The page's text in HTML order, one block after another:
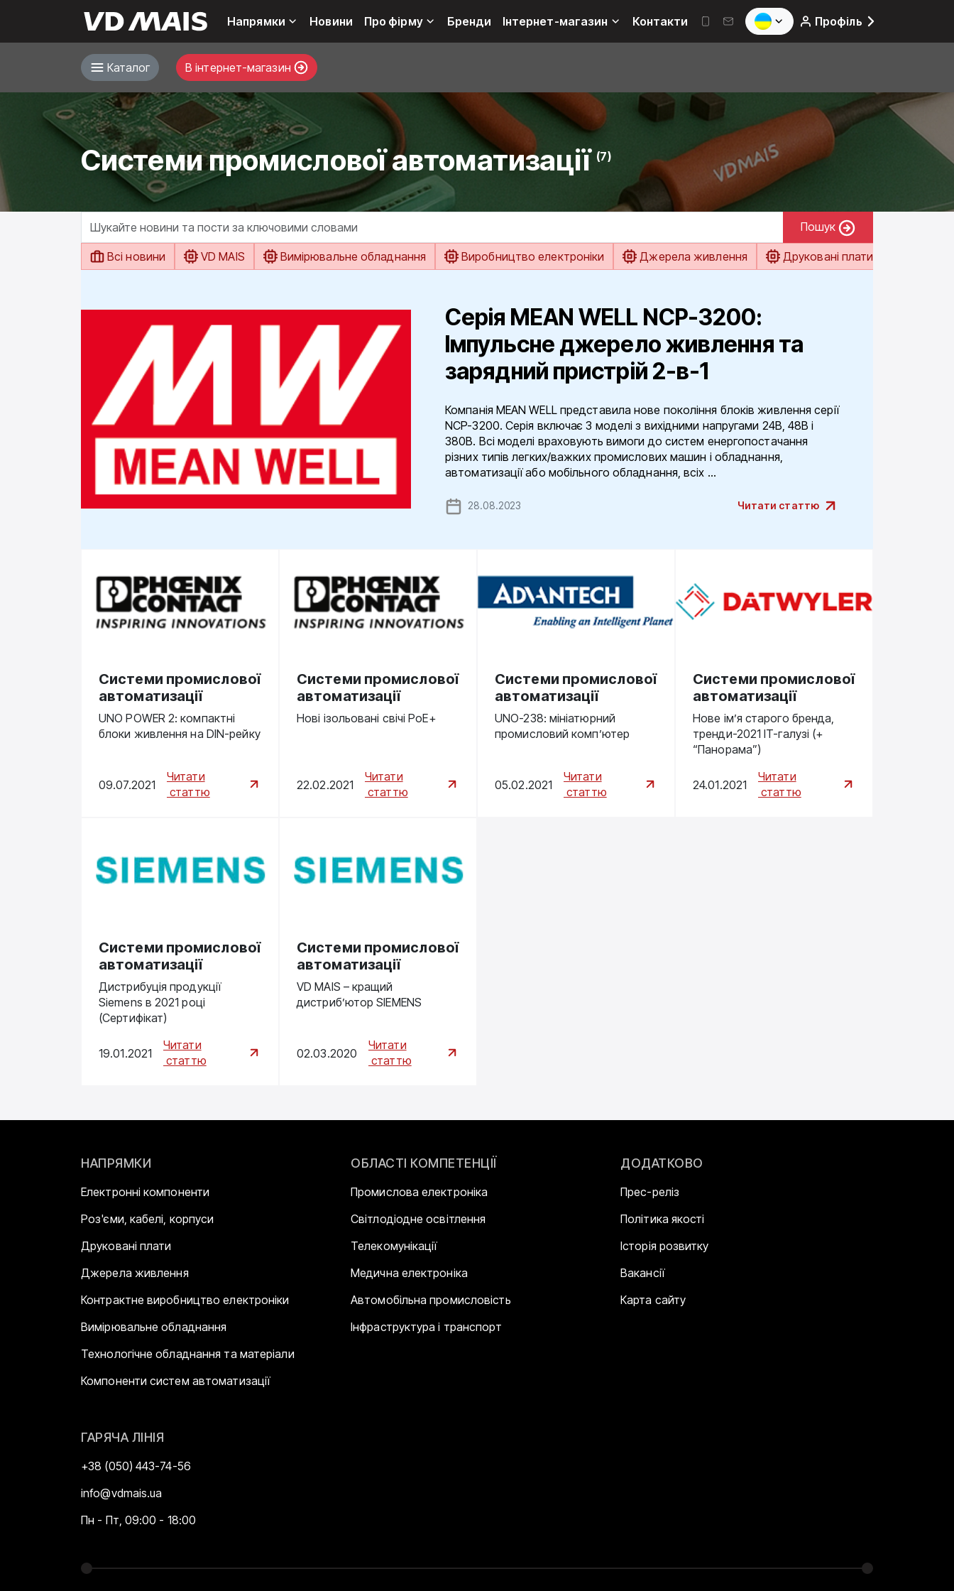
Напрямки Новини Про фірму Бренди Інтернет-магазин Контакти Профіль
Каталог В інтернет-магазин
Системи промислової автоматизації (7)
Пошук
Всі новини VD MAIS Вимірювальне обладнання Виробництво електроніки Джерела живлення Друковані плати
Серія MEAN WELL NCP-3200:
Імпульсне джерело живлення та
зарядний пристрій 2-в-1
Компанія MEAN WELL представила нове покоління блоків живлення серії
NCP-3200. Серія включає 3 моделі з вихідними напругами 24В, 48В і
380В. Всі моделі враховують вимоги до систем енергопостачання
різних типів легких/важких промислових машин і обладнання,
автоматизації або мобільного обладнання, всіх ...
28.08.2023 Читати статтю
Системи промислової
автоматизації
UNO POWER 2: компактні
блоки живлення на DIN-рейку
09.07.2021
Читати
статтю
Системи промислової
автоматизації
Нові ізольовані свічі PoE+
22.02.2021
Читати
статтю
Системи промислової
автоматизації
UNO-238: мініатюрний
промисловий комп’ютер
05.02.2021
Читати
статтю
Системи промислової
автоматизації
Нове ім’я старого бренда,
тренди-2021 IT-галузі (+
“Панорама”)
24.01.2021
Читати
статтю
Системи промислової
автоматизації
Дистрибуція продукції
Siemens в 2021 році
(Сертифікат)
19.01.2021
Читати
статтю
Системи промислової
автоматизації
VD MAIS – кращий
дистриб’ютор SIEMENS
02.03.2020
Читати
статтю
НАПРЯМКИ
Електронні компоненти
Роз'єми, кабелі, корпуси
Друковані плати
Джерела живлення
Контрактне виробництво електроніки
Вимірювальне обладнання
Технологічне обладнання та матеріали
Компоненти систем автоматизації
ОБЛАСТІ КОМПЕТЕНЦІЇ
Промислова електроніка
Світлодіодне освітлення
Телекомунікації
Медична електроніка
Автомобільна промисловість
Інфраструктура і транспорт
ДОДАТКОВО
Прес-реліз
Політика якості
Історія розвитку
Вакансії
Карта сайту
ГАРЯЧА ЛІНІЯ
+38 (050) 443-74-56
info@vdmais.ua
Пн - Пт, 09:00 - 18:00